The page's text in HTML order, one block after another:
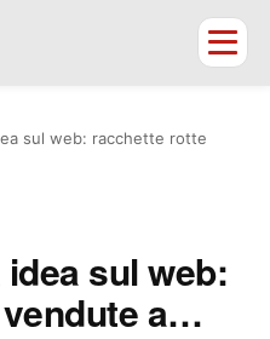
sul web: racchette rotte
sul web:
a…